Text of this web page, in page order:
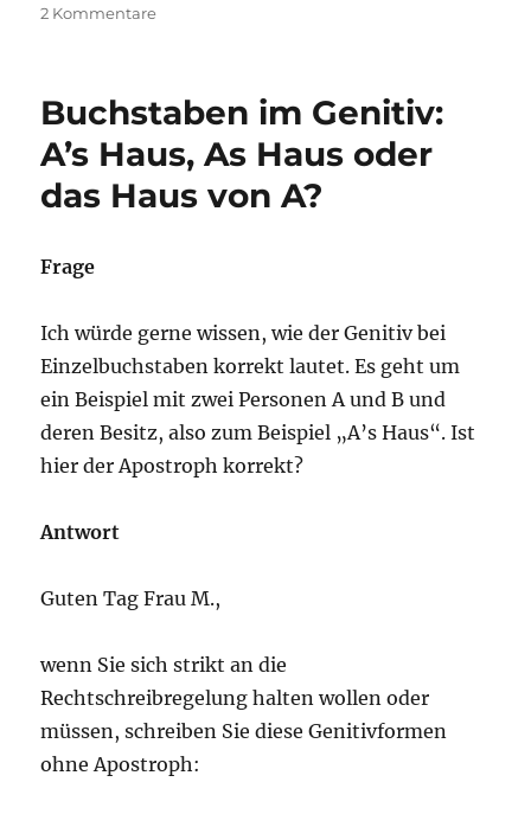
2 Kommentarezu
Verständnis
einer
Sache,
Verständnis
Buchstaben im Genitiv:
A’s Haus, As Haus oder
das Haus von A?
Frage
Ich würde gerne wissen, wie der Genitiv bei
Einzelbuchstaben korrekt lautet. Es geht um
ein Beispiel mit zwei Personen A und B und
deren Besitz, also zum Beispiel „A’s Haus“. Ist
hier der Apostroph korrekt?
Antwort
Guten Tag Frau M.,
wenn Sie sich strikt an die
Rechtschreibregelung halten wollen oder
müssen, schreiben Sie diese Genitivformen
ohne Apostroph: